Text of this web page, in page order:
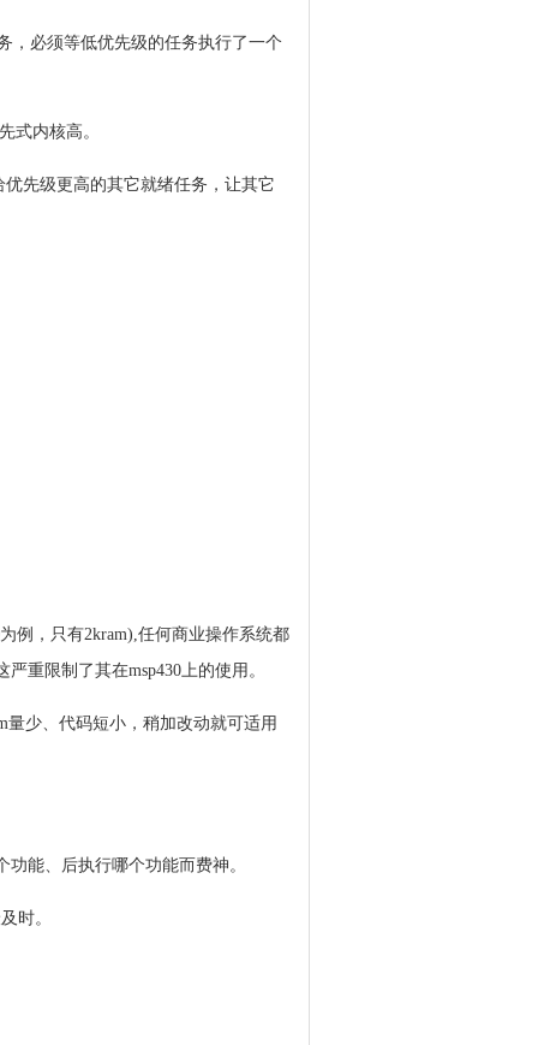
，必须等低优先级的任务执行了一个
式内核高。
先级更高的其它就绪任务，让其它
例，只有2kram),任何商业操作系统都
重限制了其在msp430上的使用。
量少、代码短小，稍加改动就可适用
能、后执行哪个功能而费神。
时。